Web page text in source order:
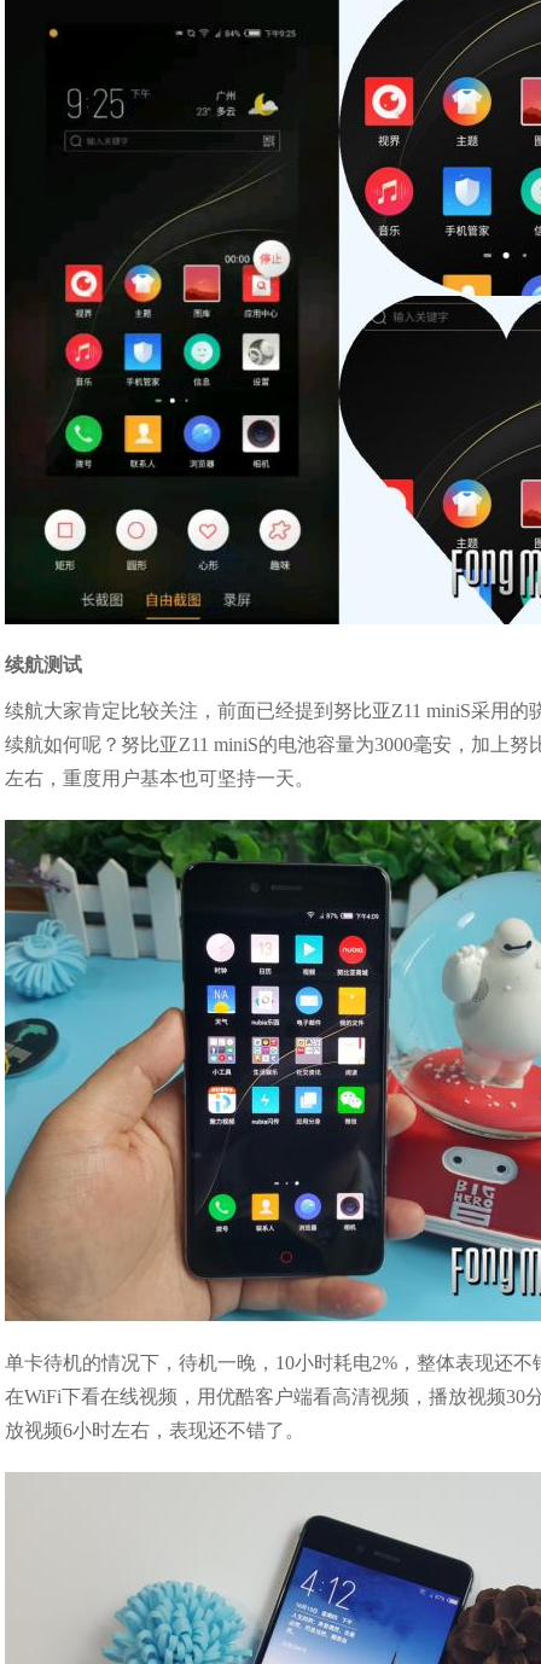
续航测试
续航大家肯定比较关注，前面已经提到努比亚Z11 miniS采用
续航如何呢？努比亚Z11 miniS的电池容量为3000毫安，加上
左右，重度用户基本也可坚持一天。
单卡待机的情况下，待机一晚，10小时耗电2%，整体表现还
在WiFi下看在线视频，用优酷客户端看高清视频，播放视频30
放视频6小时左右，表现还不错了。